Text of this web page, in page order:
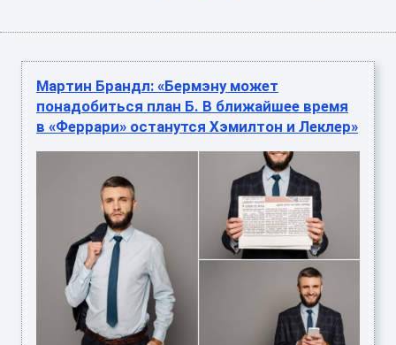
Мартин Брандл: «Бермэну может
понадобиться план Б. В ближайшее время
в «Феррари» останутся Хэмилтон и Леклер»